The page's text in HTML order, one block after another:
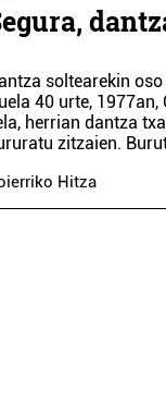
soltearekin
40 urte,
herrian dantza
zitzaien.
Hitza